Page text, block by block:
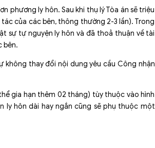
phương ly hôn. Sau khi thụ lý Tòa án sẽ triệu
của các bên, thông thường 2-3 lần). Trong
sự tự nguyện ly hôn và đã thoả thuận về tài
bên.
không thay đổi nội dung yêu cầu Công nhận
gia hạn thêm 02 tháng) tùy thuộc vào hình
ly hôn dài hay ngắn cũng sẽ phụ thuộc một